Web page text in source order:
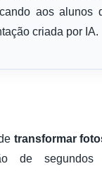
aos alunos
criada por IA.
transformar
de segundos